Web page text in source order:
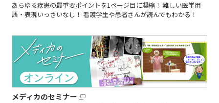
あらゆる疾患の最重要ポイントを1ページ目に凝縮！ 難しい医学用
語・表現いっさいなし！ 看護学生や患者さんが読んでもわかる！
メディカのセミナー